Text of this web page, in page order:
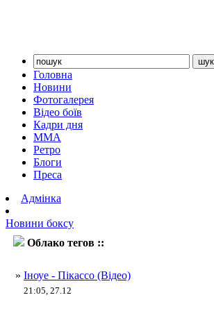
Головна
Новини
Фотогалерея
Відео боїв
Кадри дня
ММА
Ретро
Блоги
Преса
Адмінка
Новини боксу
Облако тегов ::
» Іноуе - Пікассо (Відео)
21:05, 27.12